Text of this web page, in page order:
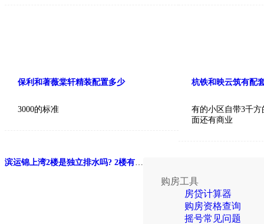
保利和著薇棠轩精装配置多少
3000的标准
杭铁和映云筑有配
有的小区自带3千
面还有商业
购房工具
房贷计算器
购房资格查询
摇号常见问题